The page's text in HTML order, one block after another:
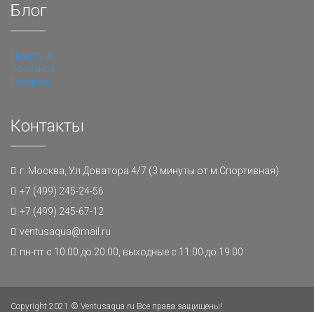
Блог
Новости
Полезное
Галерея
Контакты
г. Москва, Ул.Доватора 4/7 (3 минуты от м.Спортивная)
+7 (499) 245-24-56
+7 (499) 245-67-12
ventusaqua@mail.ru
пн-пт с 10:00 до 20:00, выходные с 11:00 до 19:00
Copyright 2021 © Ventusaqua.ru Все права защищены!